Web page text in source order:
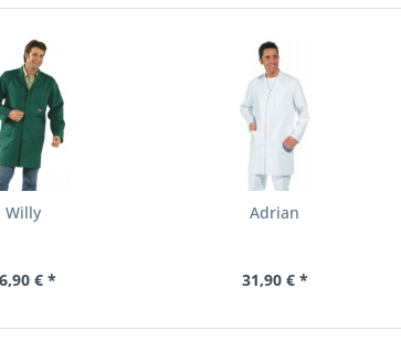
Willy
€ *
Adrian
31,90 € *